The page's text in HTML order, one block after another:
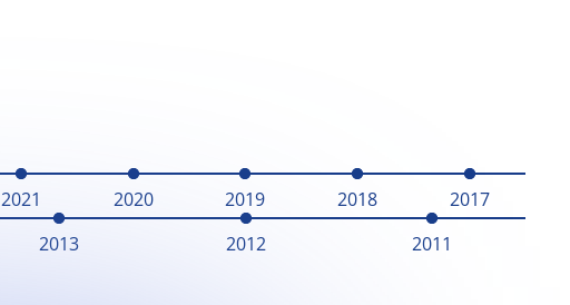
2021 2020 2019 2018
2017
2013 2012 2011